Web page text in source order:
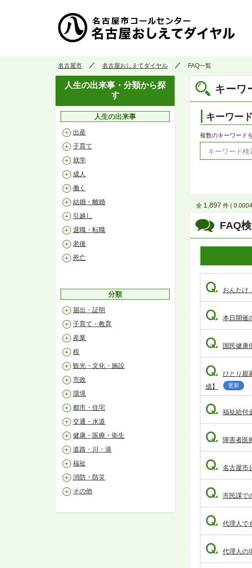
名古屋市 名古屋おしえてダイヤル FAQ一覧
キーワ
キーワー
複数のキーワード
FAQ
全 1,897 件 (
Q. おんたけ
Q. 本日開催
Q. 国民健康
Q.
ひとり親
成】
更新
Q. 福祉給付
Q. 障害者医
Q. 名古屋市
Q. 市民課で
Q. 代理人で
Q. 代理人の
人生の出来事・分類から探
す
人生の出来事
出産
子育て
就学
成人
働く
結婚・離婚
引越し
退職・転職
老後
死亡
分類
届出・証明
子育て・教育
産業
税
観光・文化・施設
市政
環境
都市・住宅
交通・水道
健康・医療・衛生
道路・川・港
福祉
消防・防災
その他